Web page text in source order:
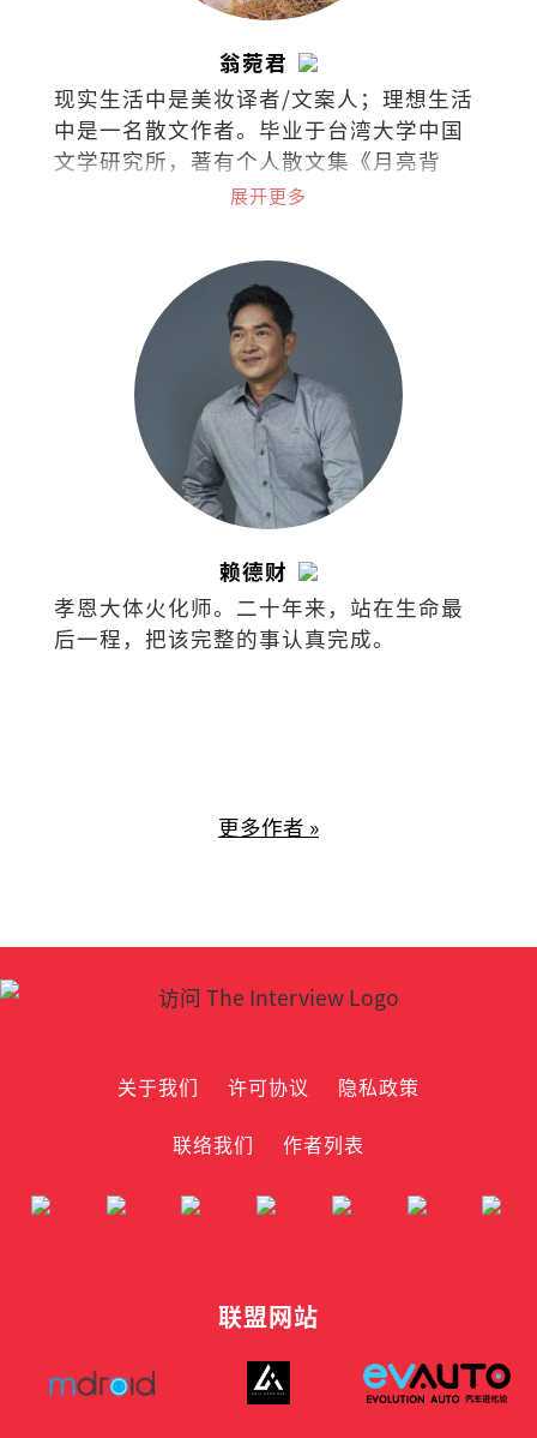
翁菀君
现实生活中是美妆译者/文案人；理想生活
中是一名散文作者。毕业于台湾大学中国
文学研究所，著有个人散文集《月亮背
面》和《文字烧》。喜欢跑步、放空、撸
书，爱面包也爱梦想，集所有矛盾于一身
的困惑之人。
展开更多
赖德财
孝恩大体火化师。二十年来，站在生命最
后一程，把该完整的事认真完成。
更多作者 »
关于我们 许可协议
隐私政策
联络我们
作者列表
联盟网站